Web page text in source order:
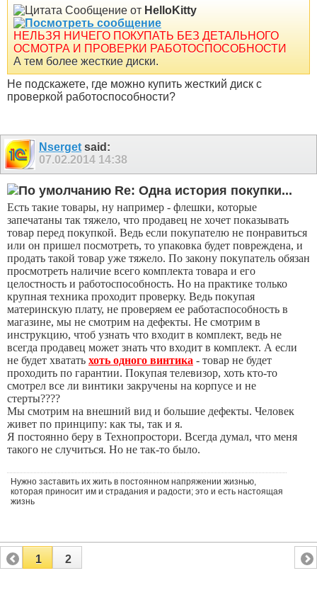
Сообщение от HelloKitty
НЕЛЬЗЯ НИЧЕГО ПОКУПАТЬ БЕЗ ДЕТАЛЬНОГО
ОСМОТРА И ПРОВЕРКИ РАБОТОСПОСОБНОСТИ
А тем более жесткие диски.
Не подскажете, где можно купить жесткий диск с
проверкой работоспособности?
Nserget said:
07.02.2014 14:38
Re: Одна история покупки...
Есть такие товары, ну например - флешки, которые
запечатаны так тяжело, что продавец не хочет показывать
товар перед покупкой. Ведь если покупателю не понравиться
или он пришел посмотреть, то упаковка будет повреждена, и
продать такой товар уже тяжело. По закону покупатель обязан
просмотреть наличие всего комплекта товара и его
целостность и работоспособность. Но на практике только
крупная техника проходит проверку. Ведь покупая
материнскую плату, не проверяем ее работаспособность в
магазине, мы не смотрим на дефекты. Не смотрим в
инструкцию, чтоб узнать что входит в комплект, ведь не
всегда продавец может знать что входит в комплект. А если
не будет хватать хоть одного винтика - товар не будет
проходить по гарантии. Покупая телевизор, хоть кто-то
смотрел все ли винтики закручены на корпусе и не
стерты????
Мы смотрим на внешний вид и большие дефекты. Человек
живет по принципу: как ты, так и я.
Я постоянно беру в Технопростори. Всегда думал, что меня
такого не случиться. Но не так-то было.
Нужно заставить их жить в постоянном напряжении жизнью,
которая приносит им и страдания и радости; это и есть настоящая
жизнь
1 2